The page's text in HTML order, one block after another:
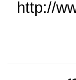
http://